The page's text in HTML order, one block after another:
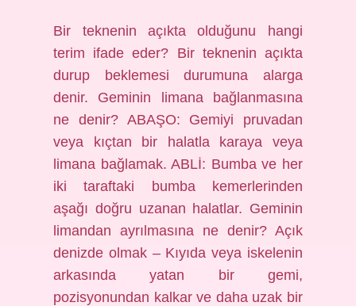
Bir teknenin açıkta olduğunu hangi
terim ifade eder? Bir teknenin açıkta
durup beklemesi durumuna alarga
denir. Geminin limana bağlanmasına
ne denir? ABAŞO: Gemiyi pruvadan
veya kıçtan bir halatla karaya veya
limana bağlamak. ABLİ: Bumba ve her
iki taraftaki bumba kemerlerinden
aşağı doğru uzanan halatlar. Geminin
limandan ayrılmasına ne denir? Açık
denizde olmak – Kıyıda veya iskelenin
arkasında yatan bir gemi,
pozisyonundan kalkar ve daha uzak bir